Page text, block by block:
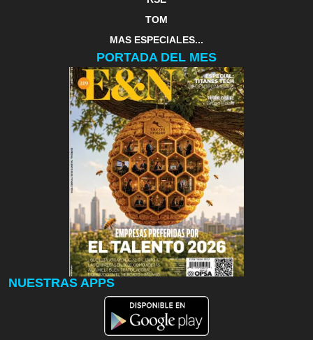
TOM
MAS ESPECIALES...
PORTADA DEL MES
NUESTRAS APPS